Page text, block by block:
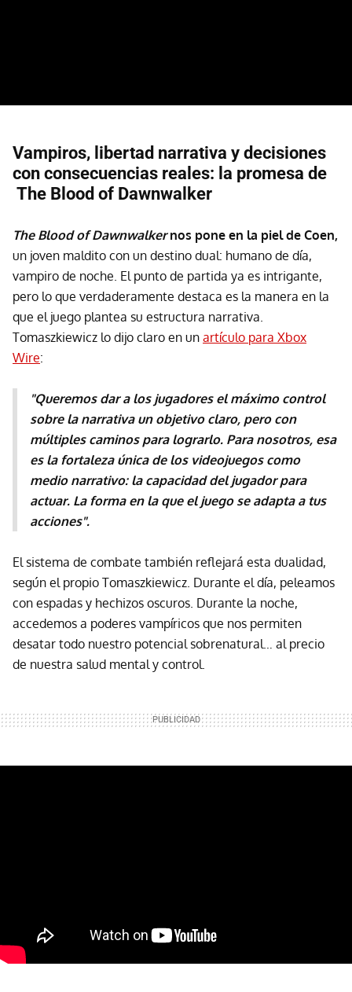
Vampiros, libertad narrativa y decisiones
con consecuencias reales: la promesa de
The Blood of Dawnwalker
The Blood of Dawnwalkernos pone en la piel de Coen,
un joven maldito con un destino dual: humano de día,
vampiro de noche. El punto de partida ya es intrigante,
pero lo que verdaderamente destaca es la manera en la
que el juego plantea su estructura narrativa.
Tomaszkiewicz lo dijo claro en un artículo para Xbox
Wire:
"Queremos dar a los jugadores el máximo control
sobre la narrativa un objetivo claro, pero con
múltiples caminos para lograrlo. Para nosotros, esa
es la fortaleza única de los videojuegos como
medio narrativo: la capacidad del jugador para
actuar. La forma en la que el juego se adapta a tus
acciones".
El sistema de combate también reflejará esta dualidad,
según el propio Tomaszkiewicz. Durante el día, peleamos
con espadas y hechizos oscuros. Durante la noche,
accedemos a poderes vampíricos que nos permiten
desatar todo nuestro potencial sobrenatural… al precio
de nuestra salud mental y control.